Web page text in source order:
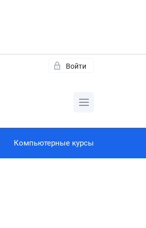
Войти
Компьютерные курсы